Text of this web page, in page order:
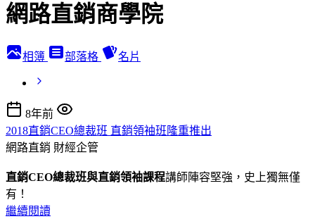
網路直銷商學院
相簿 部落格 名片
8年前
2018直銷CEO總裁班 直銷領袖班隆重推出
網路直銷 財經企管
直銷CEO總裁班與直銷領袖課程講師陣容堅強，史上獨無僅
有！
繼續閱讀